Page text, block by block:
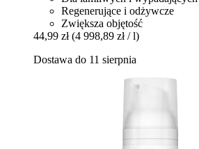
Regenerujące i odżywcze
Zwiększa objętość
44,99 zł (4 998,89 zł / l)
Dostawa do 11 sierpnia